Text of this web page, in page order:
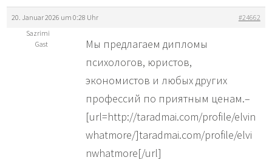
20. Januar 2026 um 0:28 Uhr
#24662
Sazrimi
Gast
Мы предлагаем дипломы
психологов, юристов,
экономистов и любых других
профессий по приятным ценам.–
[url=http://taradmai.com/profile/elvin
whatmore/]taradmai.com/profile/elvi
nwhatmore[/url]